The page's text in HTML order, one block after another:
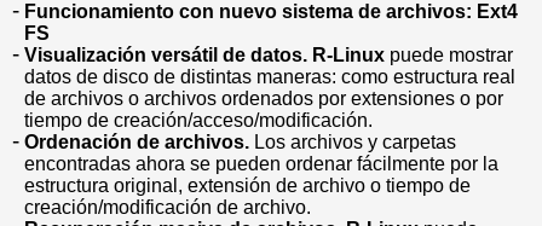
Funcionamiento con nuevo sistema de archivos: Ext4
FS
Visualización versátil de datos. R-Linux puede mostrar
datos de disco de distintas maneras: como estructura real
de archivos o archivos ordenados por extensiones o por
tiempo de creación/acceso/modificación.
Ordenación de archivos. Los archivos y carpetas
encontradas ahora se pueden ordenar fácilmente por la
estructura original, extensión de archivo o tiempo de
creación/modificación de archivo.